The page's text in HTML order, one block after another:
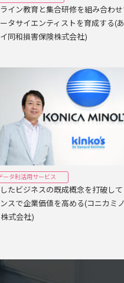
イン教育と集合研修を組み合わ
タサイエンティストを育成する(
同和損害保険株式会社)
ータ利活用サービス
たビジネスの既成概念を打破し
スで企業価値を高める(コニカミ
式会社)